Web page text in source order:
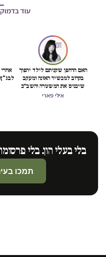
עוד
האם הרחפן שקניתם לילד יהפוך
בקרוב למכשיר האזנה ומעקב
שיכניס את המשטרה והשב״כ
לתוך הסלון (והמחשב) שלכם?
אילי פארי
בלי בעלי הון. בלי
תמכו